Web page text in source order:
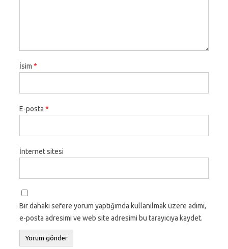
İsim *
E-posta *
İnternet sitesi
Bir dahaki sefere yorum yaptığımda kullanılmak üzere adımı,
e-posta adresimi ve web site adresimi bu tarayıcıya kaydet.